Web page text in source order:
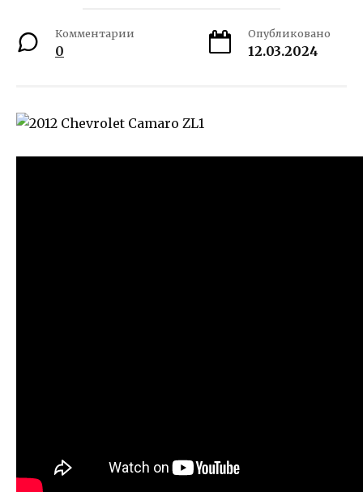
Комментарии
0
Опубликовано
12.03.2024